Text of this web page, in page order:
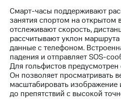
Смарт-часы поддерживают
занятия спортом на открытом
отслеживают скорость,
рассчитывают уклон
данные с телефоном.
падения и отправляет SOS-
Для гольфистов
Он позволяет просматривать
масштабировать изображение
до препятствий с высокой